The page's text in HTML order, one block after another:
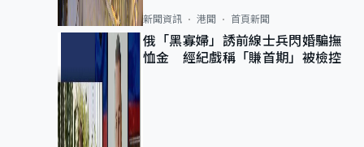
新聞資訊 港聞 首頁新聞
俄「黑寡婦」誘前線士兵閃婚騙撫
恤金 經紀戲稱「賺首期」被檢控